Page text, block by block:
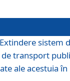
sistem
transport
ale acestuia în